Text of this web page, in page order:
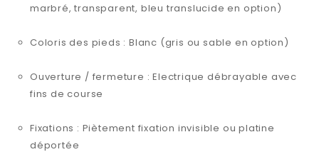
marbré, transparent, bleu translucide en option)
Coloris des pieds : Blanc (gris ou sable en option)
Ouverture / fermeture : Electrique débrayable avec
fins de course
Fixations : Piètement fixation invisible ou platine
déportée